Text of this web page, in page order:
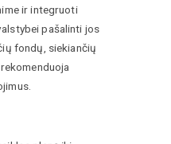
ir integruoti
pašalinti jos
fondų, siekiančių